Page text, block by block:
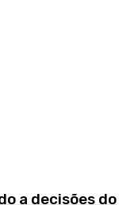
a decisões do